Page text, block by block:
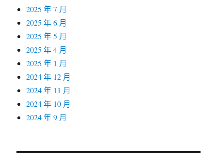
2025 年 7 月
2025 年 6 月
2025 年 5 月
2025 年 4 月
2025 年 1 月
2024 年 12 月
2024 年 11 月
2024 年 10 月
2024 年 9 月